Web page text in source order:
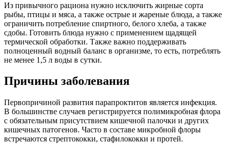
Из привычного рациона нужно исключить жирные сорта
рыбы, птицы и мяса, а также острые и жареные блюда, а также
ограничить потребление спиртного, белого хлеба, а также
сдобы. Готовить блюда нужно с применением щадящей
термической обработки. Также важно поддерживать
полноценный водный баланс в организме, то есть, потреблять
не менее 1,5 л воды в сутки.
Причины заболевания
Первопричиной развития парапроктитов является инфекция.
В большинстве случаев регистрируется полимикробная флора
с обязательным присутствием кишечной палочки и других
кишечных патогенов. Часто в составе микробной флоры
встречаются стрептококки, стафилококки и протей.